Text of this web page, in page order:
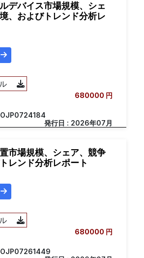
デバイス市場規模、シェ
、およびトレンド分析レ
ル
680000 円
発行日 : 2026年07月
市場規模、シェア、競争
レンド分析レポート
ル
680000 円